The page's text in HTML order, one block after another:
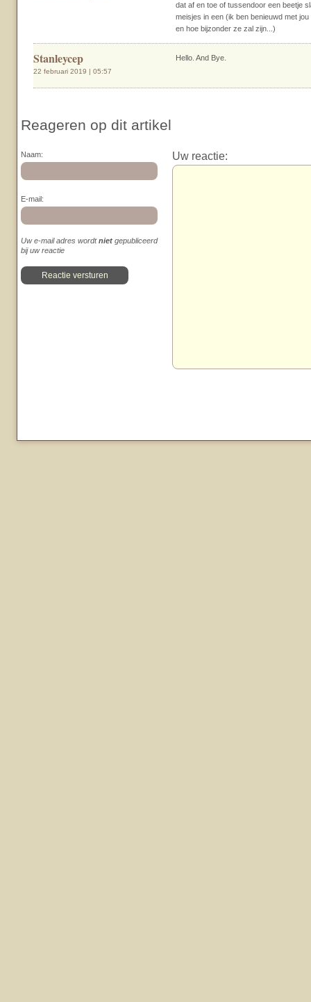
dat af en toe of tussendoor een beetje
meisjes in een (ik ben benieuwd met
en hoe bijzonder ze zal zijn...)
Stanleycep
22 februari 2019 | 05:57
Hello. And Bye.
Reageren op dit artikel
Naam:
E-mail:
Uw e-mail adres wordtniet gepubliceerd
bij uw reactie
Uw reactie: